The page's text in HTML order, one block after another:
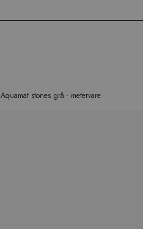
Aquamat stones grå - metervare